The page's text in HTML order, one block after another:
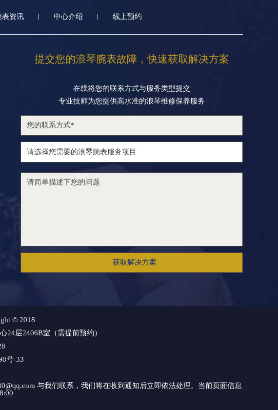
表资讯 中心介绍 线上预约
提交您的浪琴腕表故障，快速获取解决方案
在线将您的联系方式与服务类型提交
专业技师为您提供高水准的浪琴维修保养服务
获取解决方案
© 2018
24层2406B室（需提前预约）
号-33
与我们联系，我们将在收到通知后立即依法处理。当前页面信息